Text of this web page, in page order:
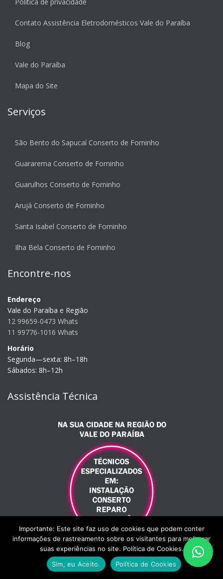
Contato Assistência Eletrodomésticos Vale do Paraíba
Blog
Vale do Paraíba
Mapa do Site
Serviços
São Bento do Sapucaí Conserto de Forninho
Guararema Conserto de Forninho
Guarulhos Conserto de Forninho
Arujá Conserto de Forninho
Santa Isabel Conserto de Forninho
Ilha Bela Conserto de Forninho
Encontre-nos
Endereço
Vale do Paraíba e Região
12 99659-0473 Whats
11 99776-1016 Whats
Horário
Segunda—sexta: 8h–18h
Sábados: 8h–12h
Assistência Técnica
Importante: Este site faz uso de cookies que podem conter
informações de rastreamento sobre os visitantes para melhorar
suas experiências no site. Política de Cookies.
Sim, eu Aceito.
Política de Cookies